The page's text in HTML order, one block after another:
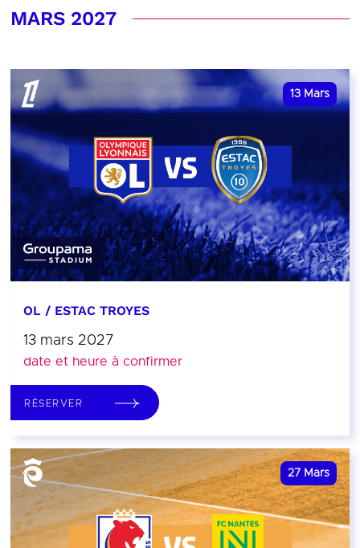
MARS 2027
13 Mars
OL / ESTAC TROYES
13 mars 2027
date et heure à confirmer
RÉSERVER
27 Mars